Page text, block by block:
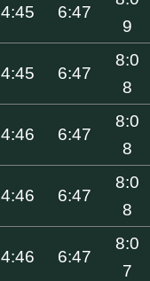
4:45 6:47
9
4:45 6:47
8:0
8
4:46 6:47
8:0
8
4:46 6:47
8:0
8
4:46 6:47
8:0
7